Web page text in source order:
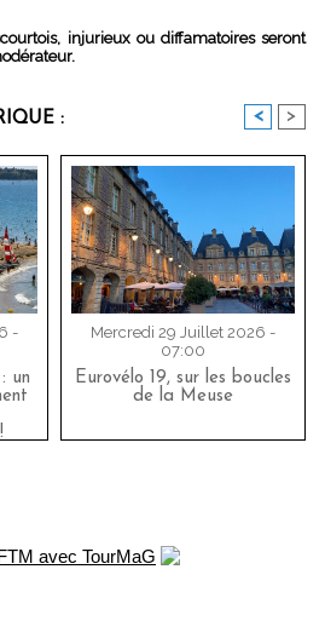
injurieux ou diffamatoires seront
: < >
-
un
Mercredi 29 Juillet 2026 -
07:00
Eurovélo 19, sur les boucles
de la Meuse